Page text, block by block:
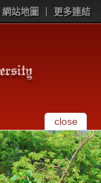
網站地圖 更多連結
close